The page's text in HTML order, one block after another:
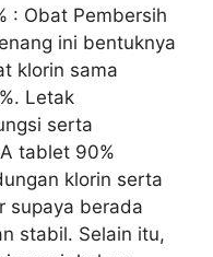
: Obat Pembersih
ini bentuknya
klorin sama
Letak
serta
tablet 90%
klorin serta
supaya berada
stabil. Selain itu,